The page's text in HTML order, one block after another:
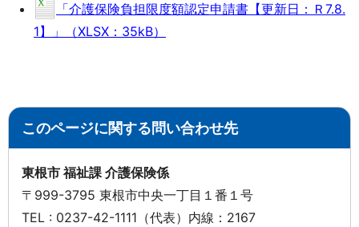
「介護保険負担限度額認定申請書【更新日：Ｒ7.8.
1】」（XLSX：35kB）
このページに関する問い合わせ先
東根市 福祉課 介護保険係
〒999-3795 東根市中央一丁目１番１号
TEL : 0237-42-1111（代表）内線：2167